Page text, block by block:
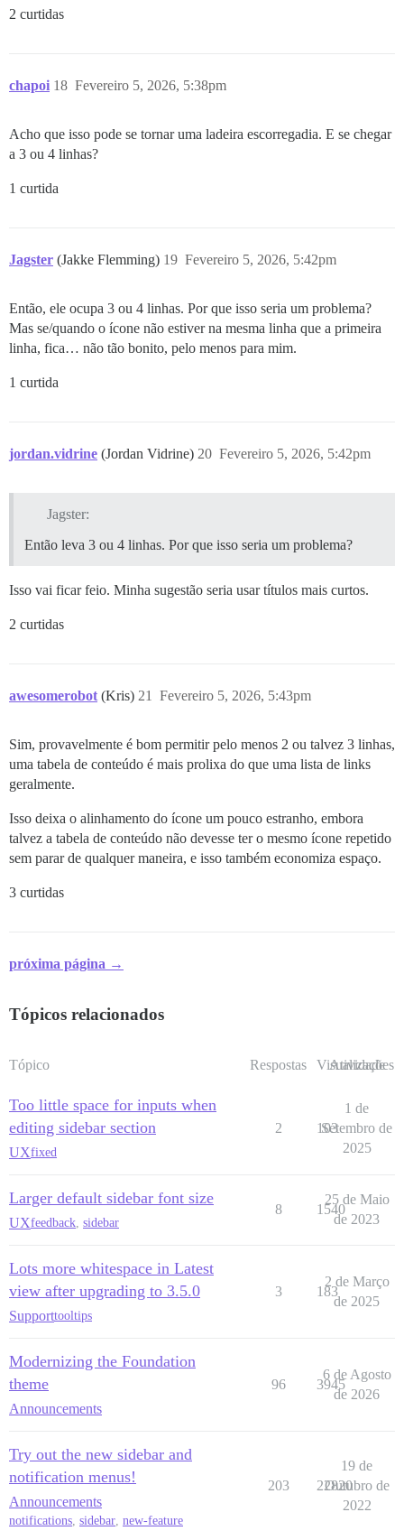
2 curtidas
chapoi Fevereiro 5, 2026, 5:38pm
18
Acho que isso pode se tornar uma ladeira escorregadia. E se chegar
a 3 ou 4 linhas?
1 curtida
Jagster (Jakke Flemming) Fevereiro 5, 2026, 5:42pm
19
Então, ele ocupa 3 ou 4 linhas. Por que isso seria um problema?
Mas se/quando o ícone não estiver na mesma linha que a primeira
linha, fica… não tão bonito, pelo menos para mim.
1 curtida
jordan.vidrine (Jordan Vidrine) Fevereiro 5, 2026, 5:42pm
20
Jagster:
Então leva 3 ou 4 linhas. Por que isso seria um problema?
Isso vai ficar feio. Minha sugestão seria usar títulos mais curtos.
2 curtidas
awesomerobot (Kris) Fevereiro 5, 2026, 5:43pm
21
Sim, provavelmente é bom permitir pelo menos 2 ou talvez 3 linhas,
uma tabela de conteúdo é mais prolixa do que uma lista de links
geralmente.
Isso deixa o alinhamento do ícone um pouco estranho, embora
talvez a tabela de conteúdo não devesse ter o mesmo ícone repetido
sem parar de qualquer maneira, e isso também economiza espaço.
3 curtidas
próxima página →
Tópicos relacionados
Tópico Respostas Visualizações
Atividade
Too little space for inputs when
editing sidebar section
UXfixed
2 103
1 de
Setembro de
2025
Larger default sidebar font size
UXfeedback, sidebar
8 1540
25 de Maio
de 2023
Lots more whitespace in Latest
view after upgrading to 3.5.0
Supporttooltips
3 183
2 de Março
de 2025
Modernizing the Foundation
theme
Announcements
96 3945
6 de Agosto
de 2026
Try out the new sidebar and
notification menus!
Announcements
notifications sidebar new-feature
203 22820
19 de
Outubro de
2022